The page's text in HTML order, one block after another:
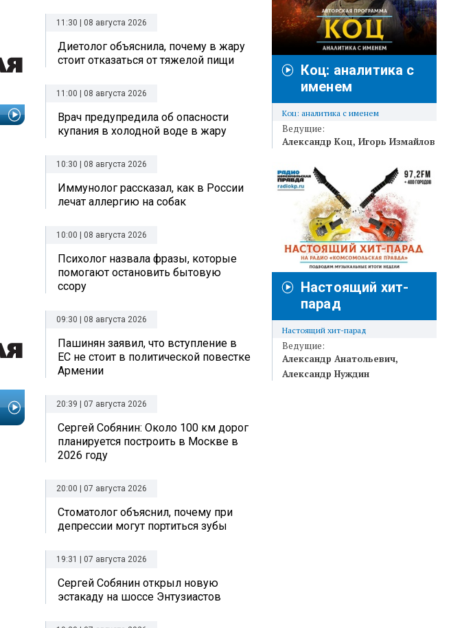
11:30 | 08 августа 2026
Диетолог объяснила, почему в жару
стоит отказаться от тяжелой пищи
11:00 | 08 августа 2026
Врач предупредила об опасности
купания в холодной воде в жару
10:30 | 08 августа 2026
Иммунолог рассказал, как в России
лечат аллергию на собак
10:00 | 08 августа 2026
Психолог назвала фразы, которые
помогают остановить бытовую
ссору
09:30 | 08 августа 2026
Пашинян заявил, что вступление в
ЕС не стоит в политической повестке
Армении
20:39 | 07 августа 2026
Сергей Собянин: Около 100 км дорог
планируется построить в Москве в
2026 году
20:00 | 07 августа 2026
Стоматолог объяснил, почему при
депрессии могут портиться зубы
19:31 | 07 августа 2026
Сергей Собянин открыл новую
эстакаду на шоссе Энтузиастов
Коц: аналитика с
именем
Коц: аналитика с именем
Ведущие:
Александр Коц Игорь Измайлов
Настоящий хит-
парад
Настоящий хит-парад
Ведущие:
Александр Анатольевич
Александр Нуждин